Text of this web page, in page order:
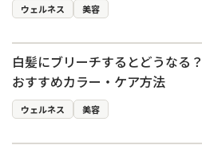
ウェルネス 美容
白髪にブリーチするとどうなる
おすすめカラー・ケア方法
ウェルネス 美容